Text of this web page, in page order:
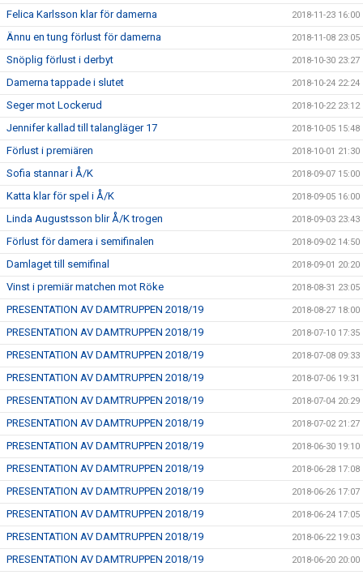
Felica Karlsson klar för damerna 2018-11-23 16:00
Ännu en tung förlust för damerna 2018-11-08 23:05
Snöplig förlust i derbyt 2018-10-30 23:27
Damerna tappade i slutet 2018-10-24 22:24
Seger mot Lockerud 2018-10-22 23:12
Jennifer kallad till talangläger 17 2018-10-05 15:48
Förlust i premiären 2018-10-01 21:30
Sofia stannar i Å/K 2018-09-07 15:00
Katta klar för spel i Å/K 2018-09-05 16:00
Linda Augustsson blir Å/K trogen 2018-09-03 23:43
Förlust för damera i semifinalen 2018-09-02 14:50
Damlaget till semifinal 2018-09-01 20:20
Vinst i premiär matchen mot Röke 2018-08-31 23:05
PRESENTATION AV DAMTRUPPEN 2018/19 2018-08-27 18:00
PRESENTATION AV DAMTRUPPEN 2018/19 2018-07-10 17:35
PRESENTATION AV DAMTRUPPEN 2018/19 2018-07-08 09:33
PRESENTATION AV DAMTRUPPEN 2018/19 2018-07-06 19:31
PRESENTATION AV DAMTRUPPEN 2018/19 2018-07-04 20:29
PRESENTATION AV DAMTRUPPEN 2018/19 2018-07-02 21:27
PRESENTATION AV DAMTRUPPEN 2018/19 2018-06-30 19:10
PRESENTATION AV DAMTRUPPEN 2018/19 2018-06-28 17:08
PRESENTATION AV DAMTRUPPEN 2018/19 2018-06-26 17:07
PRESENTATION AV DAMTRUPPEN 2018/19 2018-06-24 17:05
PRESENTATION AV DAMTRUPPEN 2018/19 2018-06-22 19:03
PRESENTATION AV DAMTRUPPEN 2018/19 2018-06-20 20:00